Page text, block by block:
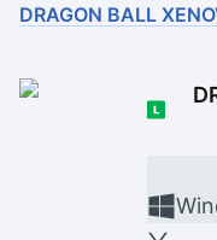
DRAGON BALL